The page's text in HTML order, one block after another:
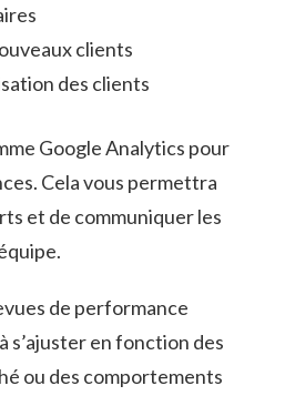
clients
des clients
Google Analytics pour
Cela vous permettra
et de communiquer les
de performance
s’ajuster en fonction des
ou des comportements